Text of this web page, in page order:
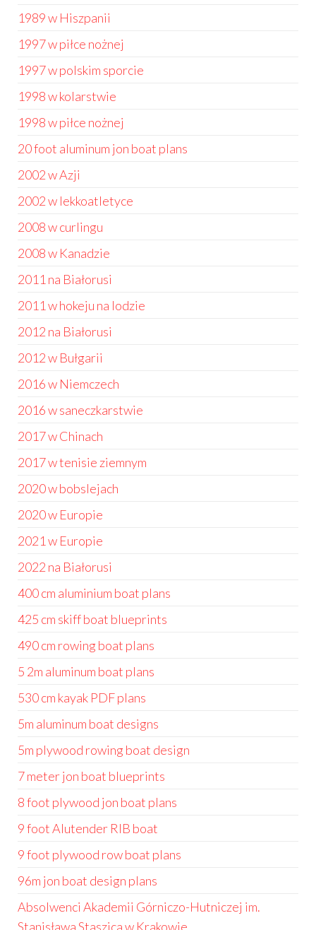
1989 w Hiszpanii
1997 w piłce nożnej
1997 w polskim sporcie
1998 w kolarstwie
1998 w piłce nożnej
20 foot aluminum jon boat plans
2002 w Azji
2002 w lekkoatletyce
2008 w curlingu
2008 w Kanadzie
2011 na Białorusi
2011 w hokeju na lodzie
2012 na Białorusi
2012 w Bułgarii
2016 w Niemczech
2016 w saneczkarstwie
2017 w Chinach
2017 w tenisie ziemnym
2020 w bobslejach
2020 w Europie
2021 w Europie
2022 na Białorusi
400 cm aluminium boat plans
425 cm skiff boat blueprints
490 cm rowing boat plans
5 2m aluminum boat plans
530 cm kayak PDF plans
5m aluminum boat designs
5m plywood rowing boat design
7 meter jon boat blueprints
8 foot plywood jon boat plans
9 foot Alutender RIB boat
9 foot plywood row boat plans
96m jon boat design plans
Absolwenci Akademii Górniczo-Hutniczej im.
Stanisława Staszica w Krakowie